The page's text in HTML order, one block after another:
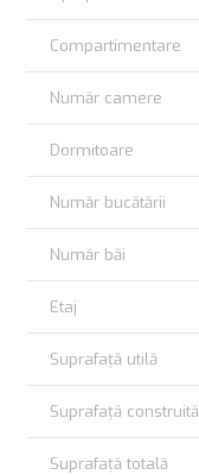
Compartimentare
Număr camere
Dormitoare
Număr bucătării
Număr băi
Etaj
Suprafață utilă
Suprafață construită
Suprafață totală